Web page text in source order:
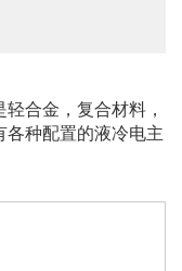
合金，复合材料，
各种配置的液冷电主